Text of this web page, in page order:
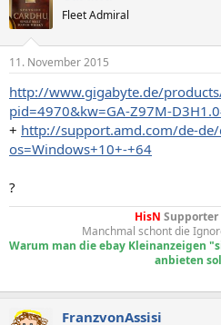
Fleet Admiral
11. November 2015
http://www.gigabyte.de/
pid=4970&kw=GA-Z97M-
+ http://support.amd.com/de-
os=Windows+10+-+64
?
HisN Supporter
Manchmal schont die
Warum man die ebay Kleinanzeigen
anbieten
FranzvonAssisi